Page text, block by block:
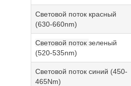
Световой поток красный
(630-660nm)
Световой поток зеленый
(520-535nm)
Световой поток синий (450-
465Nm)